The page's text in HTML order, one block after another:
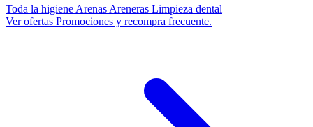
Toda la higiene Arenas Areneras Limpieza dental
Ver ofertas Promociones y recompra frecuente.